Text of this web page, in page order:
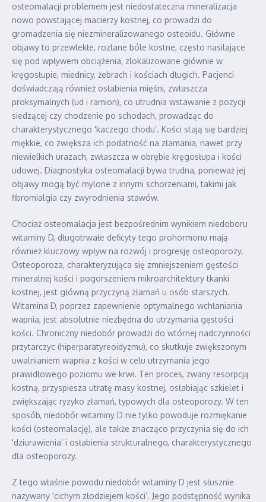
osteomalacji problemem jest niedostateczna mineralizacja
nowo powstającej macierzy kostnej, co prowadzi do
gromadzenia się niezmineralizowanego osteoidu. Główne
objawy to przewlekłe, rozlane bóle kostne, często nasilające
się pod wpływem obciążenia, zlokalizowane głównie w
kręgosłupie, miednicy, żebrach i kościach długich. Pacjenci
doświadczają również osłabienia mięśni, zwłaszcza
proksymalnych (ud i ramion), co utrudnia wstawanie z pozycji
siedzącej czy chodzenie po schodach, prowadząc do
charakterystycznego 'kaczego chodu’. Kości stają się bardziej
miękkie, co zwiększa ich podatność na złamania, nawet przy
niewielkich urazach, zwłaszcza w obrębie kręgosłupa i kości
udowej. Diagnostyka osteomalacji bywa trudna, ponieważ jej
objawy mogą być mylone z innymi schorzeniami, takimi jak
fibromialgia czy zwyrodnienia stawów.
Chociaż osteomalacja jest bezpośrednim wynikiem niedoboru
witaminy D, długotrwałe deficyty tego prohormonu mają
również kluczowy wpływ na rozwój i progresję osteoporozy.
Osteoporoza, charakteryzująca się zmniejszeniem gęstości
mineralnej kości i pogorszeniem mikroarchitektury tkanki
kostnej, jest główną przyczyną złamań u osób starszych.
Witamina D, poprzez zapewnienie optymalnego wchłaniania
wapnia, jest absolutnie niezbędna do utrzymania gęstości
kości. Chroniczny niedobór prowadzi do wtórnej nadczynności
przytarczyc (hiperparatyreoidyzmu), co skutkuje zwiększonym
uwalnianiem wapnia z kości w celu utrzymania jego
prawidłowego poziomu we krwi. Ten proces, zwany resorpcją
kostną, przyspiesza utratę masy kostnej, osłabiając szkielet i
zwiększając ryzyko złamań, typowych dla osteoporozy. W ten
sposób, niedobór witaminy D nie tylko powoduje rozmiękanie
kości (osteomalację), ale także znacząco przyczynia się do ich
'dziurawienia’ i osłabienia strukturalnego, charakterystycznego
dla osteoporozy.
Z tego właśnie powodu niedobór witaminy D jest słusznie
nazywany 'cichym złodziejem kości’. Jego podstępność wynika